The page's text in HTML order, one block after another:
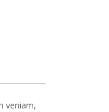
veniam,